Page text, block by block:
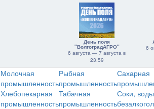
День поля
"ВолгоградАГРО"
6 августа — 7 августа в
23:59
6
Молочная
промышленность
Рыбная
промышленность
Сахарная
Хлебопекарная
промышленность
Табачная
промышленность
Соки,